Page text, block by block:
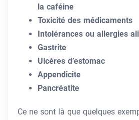
la caféine
Toxicité des médicaments
Intolérances ou allergies
Gastrite
Ulcères d’estomac
Appendicite
Pancréatite
Ce ne sont là que quelques